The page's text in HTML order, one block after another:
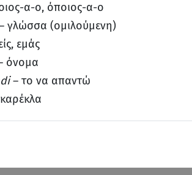
α-ο, όποιος-α-ο
γλώσσα (ομιλούμενη)
εμάς
όνομα
– το να απαντώ